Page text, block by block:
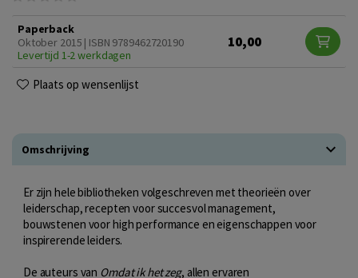
Paperback
Oktober 2015 | ISBN 9789462720190
Levertijd 1-2 werkdagen
10,00
Plaats op wensenlijst
Omschrijving
Er zijn hele bibliotheken volgeschreven met theorieën over
leiderschap, recepten voor succesvol management,
bouwstenen voor high performance en eigenschappen voor
inspirerende leiders.
De auteurs van Omdat ik het zeg, allen ervaren